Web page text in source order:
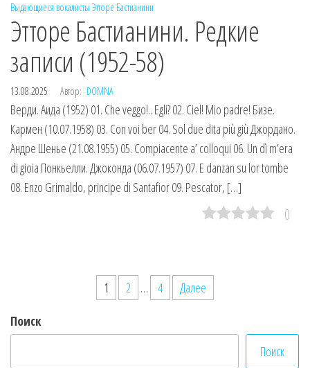
Выдающиеся вокалисты Этторе Бастианини
Этторе Бастианини. Редкие
записи (1952-58)
13.08.2025 Автор: DOMNA
Верди. Аида (1952) 01. Che veggo!.. Egli? 02. Ciel! Mio padre! Бизе.
Кармен (10.07.1958) 03. Con voi ber 04. Sol due dita più giù Джордано.
Андре Шенье (21.08.1955) 05. Compiacente a’ colloqui 06. Un dì m’era
di gioia Понкьелли. Джоконда (06.07.1957) 07. E danzan su lor tombe
08. Enzo Grimaldo, principe di Santafior 09. Pescator, […]
0
записей
1 2 … 4
Далее
Поиск
Поиск